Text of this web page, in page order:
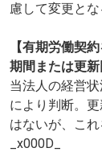
慮して変更とな
【有期労働契
期間または更新
当法人の経営
により判断。
はないが、これ
_x000D_